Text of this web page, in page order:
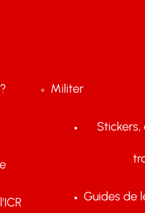
Militer
Guides de